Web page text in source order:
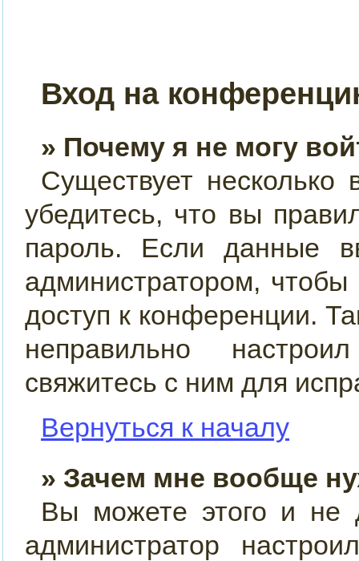
Вход на
» Почему я не могу
Существует
убедитесь, что вы
пароль. Если данные
администратором,
доступ к конференции.
неправильно
свяжитесь с ним для
Вернуться к началу
» Зачем мне вообще
Вы можете этого и не
администратор